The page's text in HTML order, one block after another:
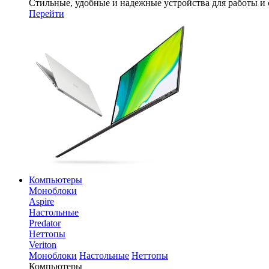
Стильные, удобные и надежные устройства для работы и
Перейти
Компьютеры
Моноблоки
Aspire
Настольные
Predator
Неттопы
Veriton
Моноблоки Настольные Неттопы
Компьютеры